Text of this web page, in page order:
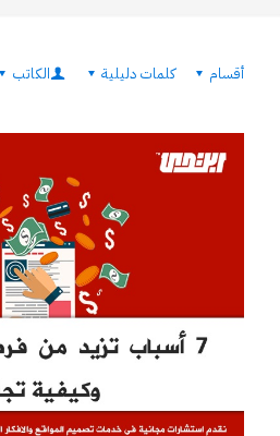
أقسام كلمات دليلية الكاتب